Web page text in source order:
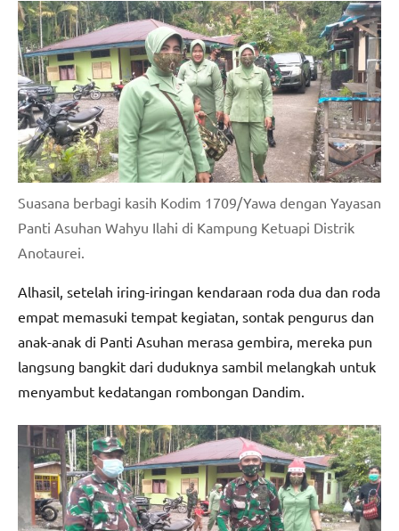
Suasana berbagi kasih Kodim 1709/Yawa dengan Yayasan
Panti Asuhan Wahyu Ilahi di Kampung Ketuapi Distrik
Anotaurei.
Alhasil, setelah iring-iringan kendaraan roda dua dan roda
empat memasuki tempat kegiatan, sontak pengurus dan
anak-anak di Panti Asuhan merasa gembira, mereka pun
langsung bangkit dari duduknya sambil melangkah untuk
menyambut kedatangan rombongan Dandim.